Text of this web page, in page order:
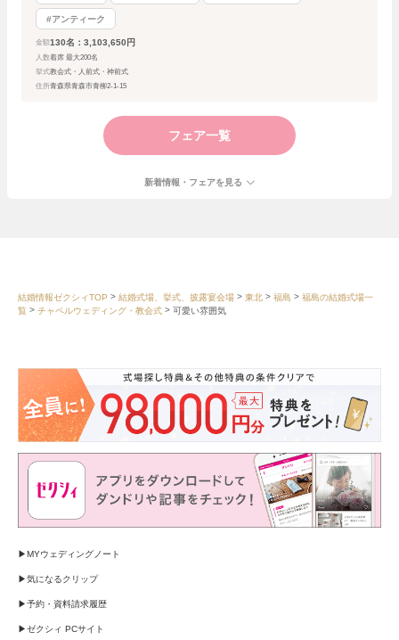
#アンティーク
金額 130名：3,103,650円
人数着席 最大200名
挙式教会式・人前式・神前式
住所青森県青森市青柳2-1-15
フェア一覧
新着情報・フェアを見る
結婚情報ゼクシィTOP 結婚式場、挙式、披露宴会場 東北 福島
福島の結婚式場一
覧
チャペルウェディング・教会式 可愛い雰囲気
MYウェディングノート
気になるクリップ
予約・資料請求履歴
ゼクシィ PCサイト